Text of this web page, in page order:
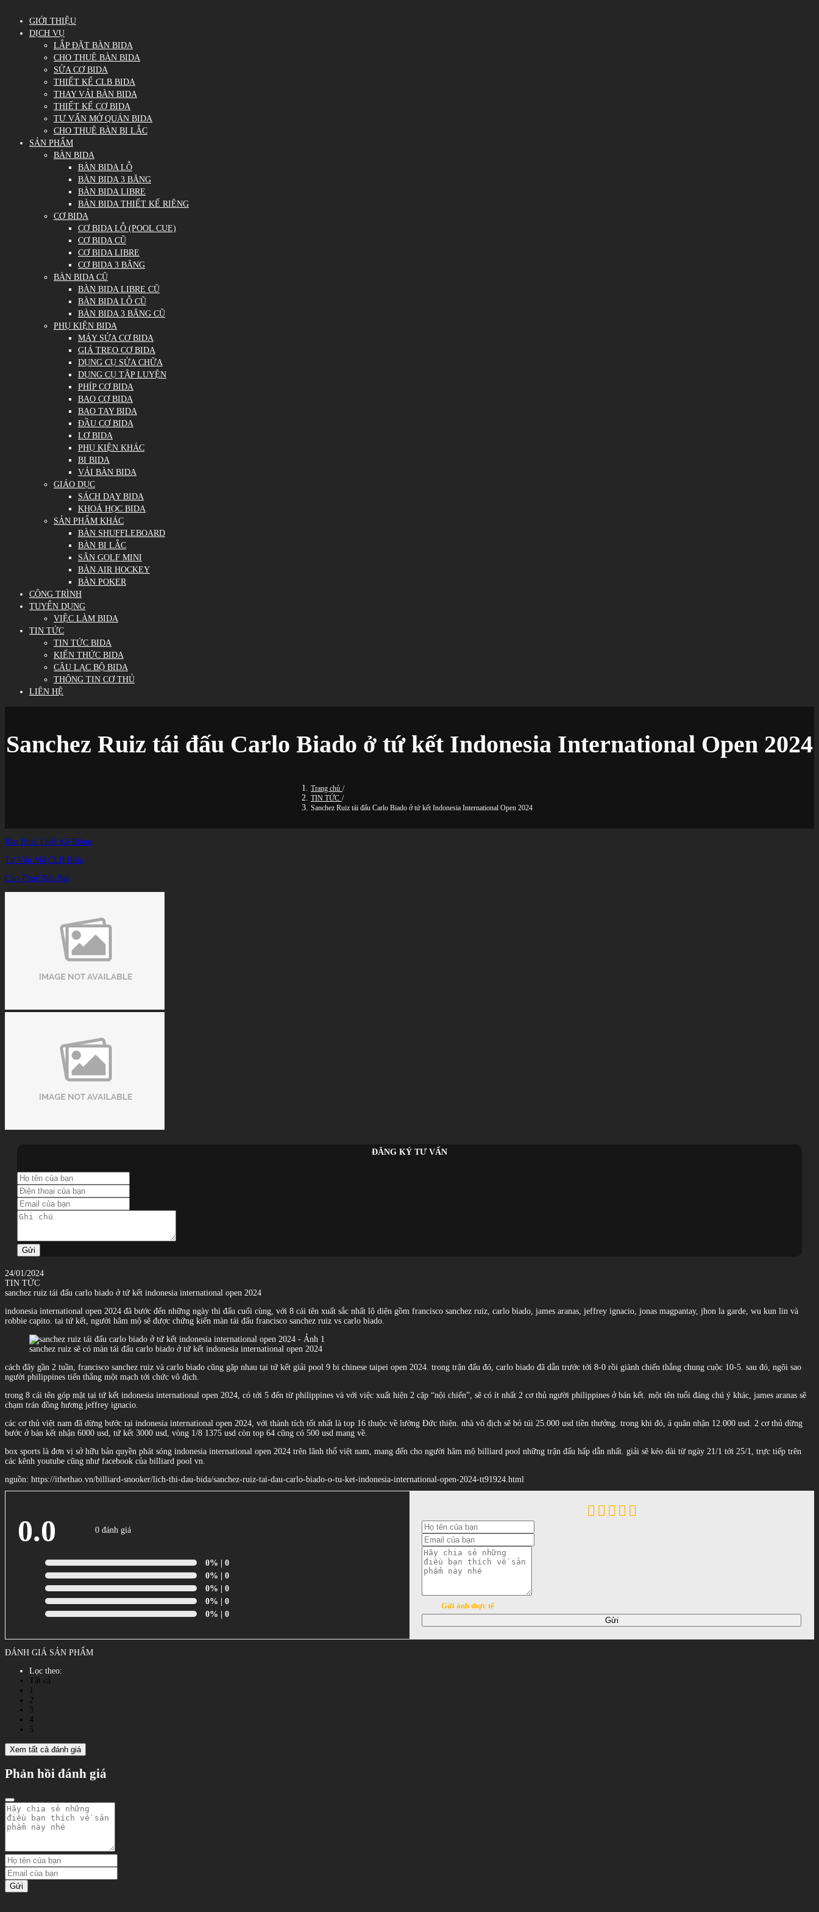
GIỚI THIỆU
DỊCH VỤ
LẮP ĐẶT BÀN BIDA
CHO THUÊ BÀN BIDA
SỬA CƠ BIDA
THIẾT KẾ CLB BIDA
THAY VẢI BÀN BIDA
THIẾT KẾ CƠ BIDA
TƯ VẤN MỞ QUÁN BIDA
CHO THUÊ BÀN BI LẮC
SẢN PHẨM
BÀN BIDA
BÀN BIDA LỖ
BÀN BIDA 3 BĂNG
BÀN BIDA LIBRE
BÀN BIDA THIẾT KẾ RIÊNG
CƠ BIDA
CƠ BIDA LỖ (POOL CUE)
CƠ BIDA CŨ
CƠ BIDA LIBRE
CƠ BIDA 3 BĂNG
BÀN BIDA CŨ
BÀN BIDA LIBRE CŨ
BÀN BIDA LỖ CŨ
BÀN BIDA 3 BĂNG CŨ
PHỤ KIỆN BIDA
MÁY SỬA CƠ BIDA
GIÁ TREO CƠ BIDA
DỤNG CỤ SỬA CHỮA
DỤNG CỤ TẬP LUYỆN
PHÍP CƠ BIDA
BAO CƠ BIDA
BAO TAY BIDA
ĐẦU CƠ BIDA
LƠ BIDA
PHỤ KIỆN KHÁC
BI BIDA
VẢI BÀN BIDA
GIÁO DỤC
SÁCH DẠY BIDA
KHOÁ HỌC BIDA
SẢN PHẨM KHÁC
BÀN SHUFFLEBOARD
BÀN BI LẮC
SÂN GOLF MINI
BÀN AIR HOCKEY
BÀN POKER
CÔNG TRÌNH
TUYỂN DỤNG
VIỆC LÀM BIDA
TIN TỨC
TIN TỨC BIDA
KIẾN THỨC BIDA
CÂU LẠC BỘ BIDA
THÔNG TIN CƠ THỦ
LIÊN HỆ
Sanchez Ruiz tái đấu Carlo Biado ở tứ kết Indonesia International Open 2024
Trang chủ /
TIN TỨC /
Sanchez Ruiz tái đấu Carlo Biado ở tứ kết Indonesia International Open 2024
Bàn Bida Thiết Kế Riêng
Tư Vấn Mở CLB Bida
Cho Thuê Bàn Bia
ĐĂNG KÝ TƯ VẤN
Gửi
24/01/2024
TIN TỨC
sanchez ruiz tái đấu carlo biado ở tứ kết indonesia international open 2024
indonesia international open 2024 đã bước đến những ngày thi đấu cuối cùng, với 8 cái tên xuất sắc nhất lộ diện gồm francisco sanchez ruiz, carlo biado, james aranas, jeffrey ignacio, jonas magpantay, jhon la garde, wu kun lin và
robbie capito. tại tứ kết, người hâm mộ sẽ được chứng kiến màn tái đấu francisco sanchez ruiz vs carlo biado.
sanchez ruiz sẽ có màn tái đấu carlo biado ở tứ kết indonesia international open 2024
cách đây gần 2 tuần, francisco sanchez ruiz và carlo biado cũng gặp nhau tại tứ kết giải pool 9 bi chinese taipei open 2024. trong trận đấu đó, carlo biado đã dẫn trước tới 8-0 rồi giành chiến thắng chung cuộc 10-5. sau đó, ngôi sao
người philippines tiến thẳng một mạch tới chức vô địch.
trong 8 cái tên góp mặt tại tứ kết indonesia international open 2024, có tới 5 đến từ philippines và với việc xuất hiện 2 cặp “nội chiến”, sẽ có ít nhất 2 cơ thủ người philippines ở bán kết. một tên tuổi đáng chú ý khác, james aranas sẽ
chạm trán đồng hương jeffrey ignacio.
các cơ thủ việt nam đã dừng bước tại indonesia international open 2024, với thành tích tốt nhất là top 16 thuộc về lường Đức thiện. nhà vô địch sẽ bỏ túi 25.000 usd tiền thưởng. trong khi đó, á quân nhận 12.000 usd. 2 cơ thủ dừng
bước ở bán kết nhận 6000 usd, tứ kết 3000 usd, vòng 1/8 1375 usd còn top 64 cũng có 500 usd mang về.
box sports là đơn vị sở hữu bản quyền phát sóng indonesia international open 2024 trên lãnh thổ việt nam, mang đến cho người hâm mộ billiard pool những trận đấu hấp dẫn nhất. giải sẽ kéo dài từ ngày 21/1 tới 25/1, trực tiếp trên
các kênh youtube cũng như facebook của billiard pool vn.
nguồn: https://ithethao.vn/billiard-snooker/lich-thi-dau-bida/sanchez-ruiz-tai-dau-carlo-biado-o-tu-ket-indonesia-international-open-2024-tt91924.html
0.0 0 đánh giá
0% | 0
0% | 0
0% | 0
0% | 0
0% | 0
Gửi ảnh thực tế
Gửi
ĐÁNH GIÁ SẢN PHẨM
Lọc theo:
Tất cả
2
3
4
5
Xem tất cả đánh giá
Phản hồi đánh giá
Gửi